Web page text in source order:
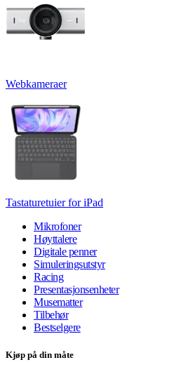
Webkameraer
Tastaturetuier for iPad
Mikrofoner
Høyttalere
Digitale penner
Simuleringsutstyr
Racing
Presentasjonsenheter
Musematter
Tilbehør
Bestselgere
Kjøp på din måte